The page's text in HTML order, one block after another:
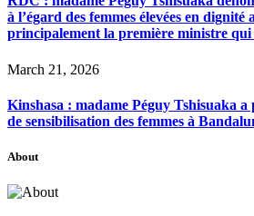
à l’égard des femmes élevées en dignité
principalement la première ministre qui
March 21, 2026
Kinshasa : madame Péguy Tshisuaka
de sensibilisation des femmes à
About